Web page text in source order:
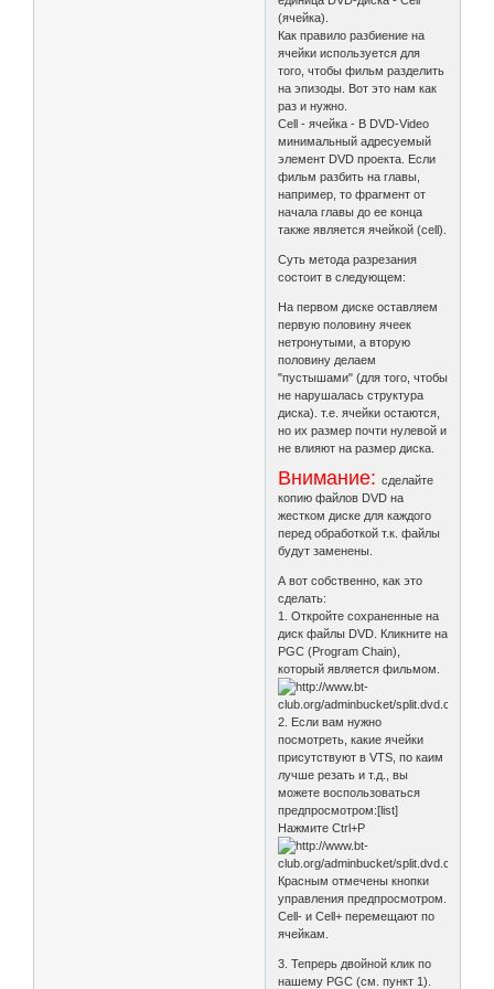
(ячейка).
Как правило разбиение на
ячейки используется для
того, чтобы фильм разделить
на эпизоды. Вот это нам как
раз и нужно.
Cell - ячейка - В DVD-Video
минимальный адресуемый
элемент DVD проекта. Если
фильм разбить на главы,
например, то фрагмент от
начала главы до ее конца
также является ячейкой (cell).
Суть метода разрезания
состоит в следующем:
На первом диске оставляем
первую половину ячеек
нетронутыми, а вторую
половину делаем
"пустышами" (для того, чтобы
не нарушалась структура
диска). т.е. ячейки остаются,
но их размер почти нулевой и
не влияют на размер диска.
Внимание: сделайте
копию файлов DVD на
жестком диске для каждого
перед обработкой т.к. файлы
будут заменены.
А вот собственно, как это
сделать:
1. Откройте сохраненные на
диск файлы DVD. Кликните на
PGC (Program Chain),
который является фильмом.
2. Если вам нужно
посмотреть, какие ячейки
присутствуют в VTS, по каим
лучше резать и т.д., вы
можете воспользоваться
предпросмотром:[list]
Нажмите Ctrl+P
Красным отмечены кнопки
управления предпросмотром.
Cell- и Cell+ перемещают по
ячейкам.
3. Тепрерь двойной клик по
нашему PGC (см. пункт 1).